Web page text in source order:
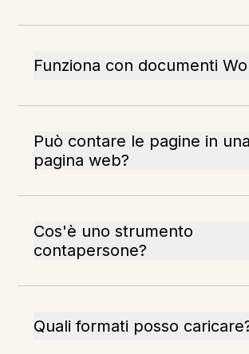
Funziona con documenti
Può contare le pagine in una
pagina web?
Cos'è uno strumento
contapersone?
Quali formati posso